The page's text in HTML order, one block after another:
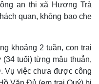
an thị xã Hương Trà
quan, không bao che
khoảng 2 tuần, con trai
tuổi) từng mâu thuẫn,
Vụ việc chưa được công